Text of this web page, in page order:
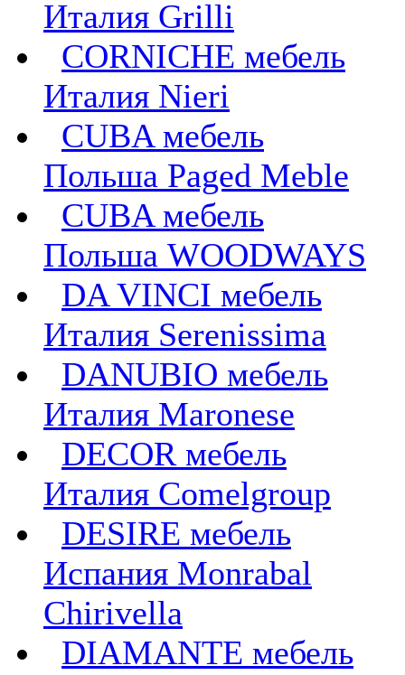
Италия Grilli
CORNICHE мебель
Италия Nieri
CUBA мебель
Польша Paged Meble
CUBA мебель
Польша WOODWAYS
DA VINCI мебель
Италия Serenissima
DANUBIO мебель
Италия Maronese
DECOR мебель
Италия Comelgroup
DESIRE мебель
Испания Monrabal
Chirivella
DIAMANTE мебель